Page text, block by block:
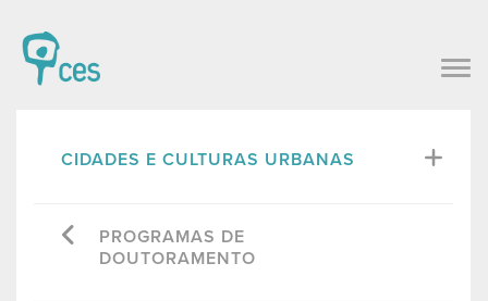
CIDADES E CULTURAS URBANAS
PROGRAMAS DE
DOUTORAMENTO